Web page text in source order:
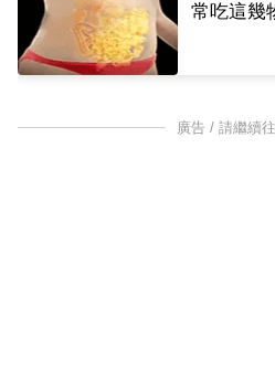
常吃這幾
廣告 / 請繼續